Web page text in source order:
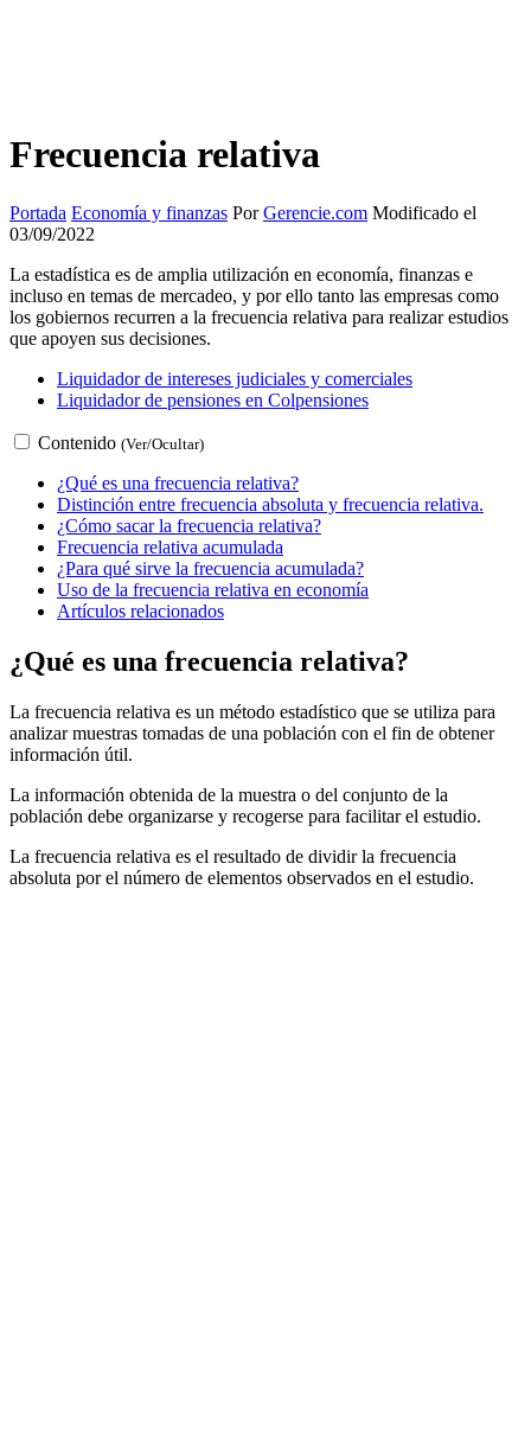
Frecuencia relativa
Portada Economía y finanzas PorGerencie.com Modificado el
03/09/2022
La estadística es de amplia utilización en economía, finanzas e
incluso en temas de mercadeo, y por ello tanto las empresas como
los gobiernos recurren a la frecuencia relativa para realizar estudios
que apoyen sus decisiones.
Liquidador de intereses judiciales y comerciales
Liquidador de pensiones en Colpensiones
Contenido (Ver/Ocultar)
¿Qué es una frecuencia relativa?
Distinción entre frecuencia absoluta y frecuencia relativa.
¿Cómo sacar la frecuencia relativa?
Frecuencia relativa acumulada
¿Para qué sirve la frecuencia acumulada?
Uso de la frecuencia relativa en economía
Artículos relacionados
¿Qué es una frecuencia relativa?
La frecuencia relativa es un método estadístico que se utiliza para
analizar muestras tomadas de una población con el fin de obtener
información útil.
La información obtenida de la muestra o del conjunto de la
población debe organizarse y recogerse para facilitar el estudio.
La frecuencia relativa es el resultado de dividir la frecuencia
absoluta por el número de elementos observados en el estudio.